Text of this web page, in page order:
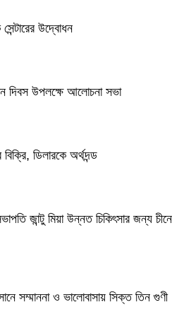
উদ্বোধন
দিবস উপলক্ষে আলোচনা সভা
ডিলারকে অর্থদন্ড
জান্টু মিয়া উন্নত চিকিৎসার জন্য চীনে
সম্মাননা ও ভালোবাসায় সিক্ত তিন গুণী